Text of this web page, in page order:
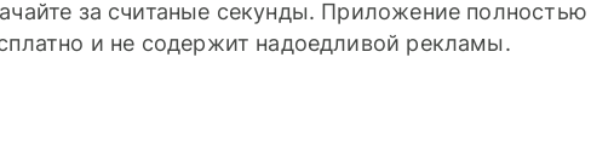
за считаные секунды. Приложение полностью
и не содержит надоедливой рекламы.